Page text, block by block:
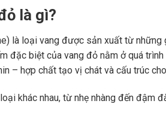
là gì?
là loại vang được sản xuất từ
đặc biệt của vang đỏ nằm ở quá
– hợp chất tạo vị chát và cấu trúc
khác nhau, từ nhẹ nhàng đến đậm